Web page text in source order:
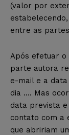
(valor por
entre as
Após efetuar
parte autora
e-mail e a
dia …. Mas
data prevista
contato com a
que abririam